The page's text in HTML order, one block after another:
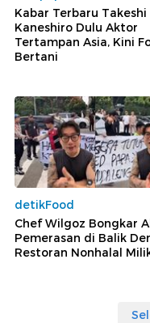
Kabar Terbaru Takeshi
Kaneshiro Dulu Aktor
Tertampan Asia, Kini
Bertani
detikFood
Chef Wilgoz Bongkar
Pemerasan di Balik
Restoran Nonhalal